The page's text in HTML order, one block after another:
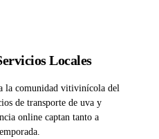
Locales
la comunidad vitivinícola del
de transporte de uva y
online captan tanto a